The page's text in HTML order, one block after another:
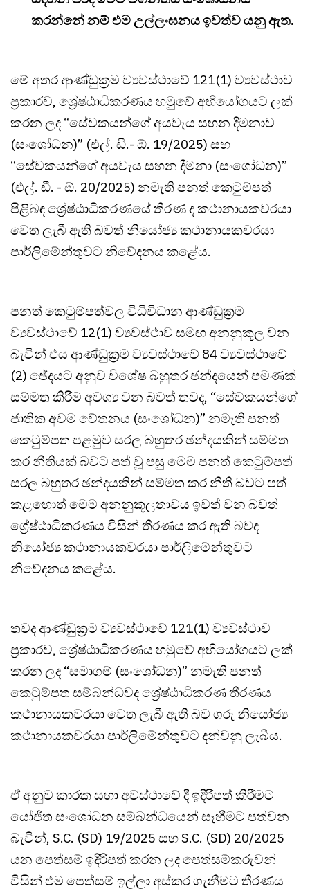
කරන්නේ නම් එම උල්ලංඝනය ඉවත්ව යනු ඇත.
‍මේ අතර ආණ්ඩුක්‍රම ව්‍යවස්ථාවේ 121(1) ව්‍යවස්ථාව
ප්‍රකාරව, ශ්‍රේෂ්ඨාධිකරණය හමුවේ අභියෝගයට ලක්
කරන ලද “සේවකයන්ගේ අයවැය සහන දීමනාව
(සංශෝධන)” (එල්. ඩී.- ඕ. 19/2025) සහ
“සේවකයන්ගේ අයවැය සහන දීමනා (සංශෝධන)”
(එල්. ඩී. - ඕ. 20/2025) නමැති පනත් කෙටුම්පත්
පිළිබඳ ශ්‍රේෂ්ඨාධිකරණයේ තීරණ ද කථානායකවරයා
වෙත ලැබී ඇති බවත් නියෝජ්‍ය කථානායකවරයා
පාර්ලිමේන්තුවට නිවේදනය කළේය.
පනත් කෙටුම්පත්වල විධිවිධාන ආණ්ඩුක්‍රම
ව්‍යවස්ථාවේ 12(1) ව්‍යවස්ථාව සමඟ අනනුකූල වන
බැවින් එය ආණ්ඩුක්‍රම ව්‍යවස්ථාවේ 84 ව්‍යවස්ථාවේ
(2) ඡේදයට අනුව විශේෂ බහුතර ඡන්දයෙන් පමණක්
සම්මත කිරීම අවශ්‍ය වන බවත් තවද, “සේවකයන්ගේ
ජාතික අවම වේතනය (සංශෝධන)” නමැති පනත්
කෙටුම්පත පළමුව සරල බහුතර ඡන්දයකින් සම්මත
කර නීතියක් බවට පත් වූ පසු මෙම පනත් කෙටුම්පත්
සරල බහුතර ඡන්දයකින් සම්මත කර නීති බවට පත්
කළහොත් මෙම අනනුකූලතාවය ඉවත් වන බවත්
ශ්‍රේෂ්ඨාධිකරණය විසින් තීරණය කර ඇති බවද
නියෝජ්‍ය කථානායකවරයා පාර්ලිමේන්තුවට
නිවේදනය කළේය.
තවද ආණ්ඩුක්‍රම ව්‍යවස්ථාවේ 121(1) ව්‍යවස්ථාව
ප්‍රකාරව, ශ්‍රේෂ්ඨාධිකරණය හමුවේ අභියෝගයට ලක්
කරන ලද “සමාගම් (සංශෝධන)” නමැති පනත්
කෙටුම්පත සම්බන්ධවද ශ්‍රේෂ්ඨාධිකරණ තීරණය
කථානායකවරයා වෙත ලැබී ඇති බව ගරු නියෝජ්‍ය
කථානායකවරයා පාර්ලිමේන්තුවට දන්වනු ලැබීය.
ඒ අනුව කාරක සභා අවස්ථාවේ දී ඉදිරිපත් කිරීමට
යෝජිත සංශෝධන සම්බන්ධයෙන් සෑහීමට පත්වන
බැවින්, S.C. (SD) 19/2025 සහ S.C. (SD) 20/2025
යන පෙත්සම් ඉදිරිපත් කරන ලද පෙත්සම්කරුවන්
විසින් එම පෙත්සම් ඉල්ලා අස්කර ගැනීමට තීරණය